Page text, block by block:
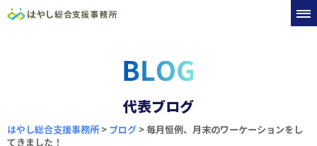
代表ブログ
はやし総合支援事務所> ブログ >毎月恒例、月末のワーケーションをし
てきました！